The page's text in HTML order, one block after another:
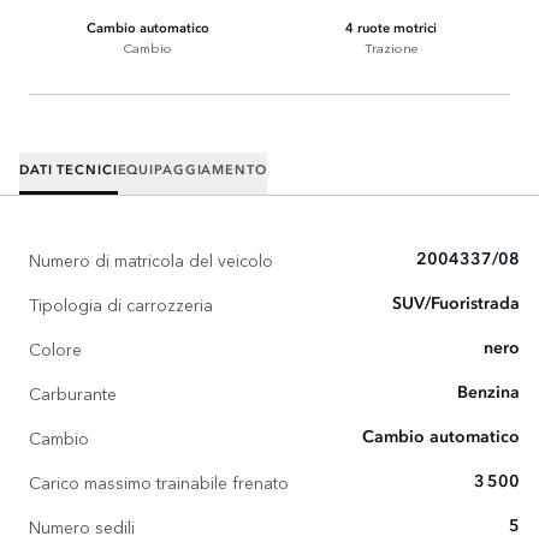
Cambio automatico
Cambio
4 ruote motrici
Trazione
DATI TECNICI EQUIPAGGIAMENTO
Numero di matricola del veicolo 2004337/08
Tipologia di carrozzeria SUV/Fuoristrada
Colore nero
Carburante Benzina
Cambio Cambio automatico
Carico massimo trainabile frenato 3 500
Numero sedili 5